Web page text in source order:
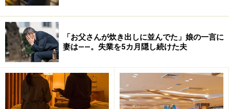
「お父さんが炊き出しに並んでた」娘の一言に
妻は――。失業を5カ月隠し続けた夫